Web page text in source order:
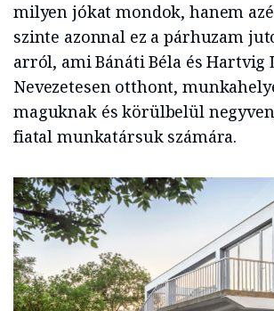
milyen jókat mondok, hanem
szinte azonnal ez a párhuzam
arról, ami Bánáti Béla és Hartvig
Nevezetesen otthont,
maguknak és körülbelül
fiatal munkatársuk számára.